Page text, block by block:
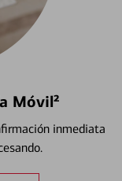
Móvil²
inmediata